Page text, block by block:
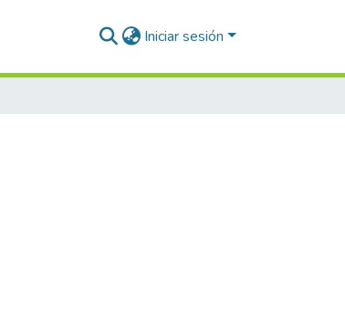
Iniciar sesión